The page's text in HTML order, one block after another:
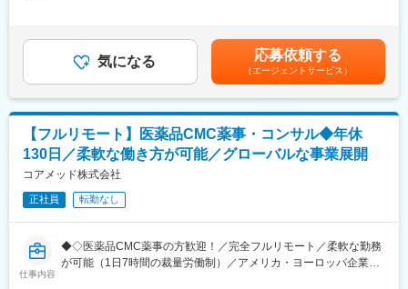
・会議や打ち合わせで必要な時は大阪・東京等へ出張（宿泊も伴
います）が発生します。
※国内出張の頻度は1~3回/年です。（海外出張はほとんどありませ
ん。）
■ワークライフバランス：
同社は、個人が最大限に能力を発揮できるよう働きやすい環境作
りに注力しております。男女問わず在宅勤務が可能です。また、
女性社員も多く、産休・育休取得実績も豊富で9割以上の復職率を
誇っており、長期就業が可能な環境・福利厚生が整っています。
・規制当局（PMDA等）との面談対応・折衝への参画
・治験相談戦略の立案および関連資料の作成
連携しながら分担して推進します。
・戦略立案から規制対応まで一貫して関わることで、臨床開発全
体を俯瞰した視点を身につけることが可能です。
■教育体制：
通常医薬品メーカー出身が会員である関西医薬協会に、当社は会
員として登録しています。業界関連のセミナーにも参加すること
ができ、メーカーと同じレベルの業界知識とマーケット感をアッ
プデートできる環境です。
安の金額であり、選考を通じて上下する可能性があります。月給
(月額)は固定手当を含めた表記です。
気になる 応募依頼する
（エージェントサービス）
【フルリモート】医薬品CMC薬事・コンサル◆年休
130日／柔軟な働き方が可能／グローバルな事業展開
コアメッド株式会社
正社員 転勤なし
仕事内容
◆◇医薬品CMC薬事の方歓迎！／完全フルリモート／柔軟な勤務
が可能（1日7時間の裁量労働制）／アメリカ・ヨーロッパ企業と